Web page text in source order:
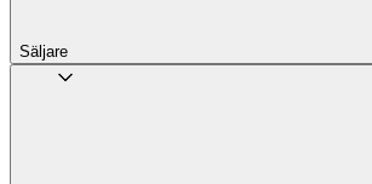
Säljare